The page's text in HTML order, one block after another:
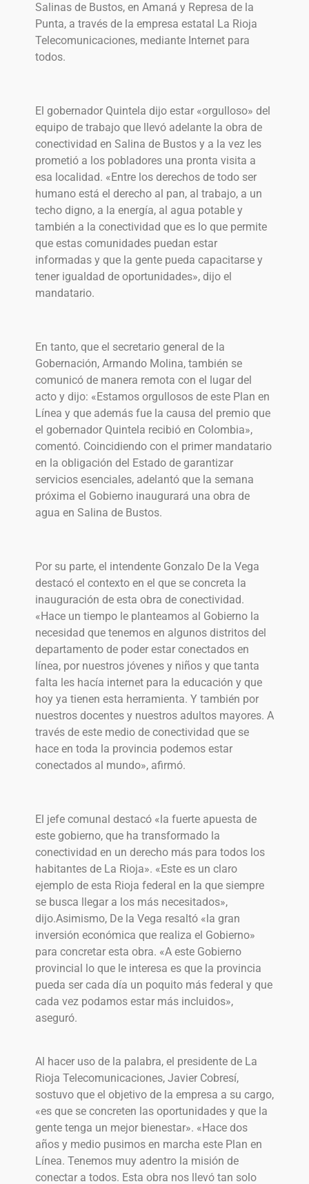
Salinas de Bustos, en Amaná y Represa de la
Punta, a través de la empresa estatal La Rioja
Telecomunicaciones, mediante Internet para
todos.
El gobernador Quintela dijo estar «orgulloso» del
equipo de trabajo que llevó adelante la obra de
conectividad en Salina de Bustos y a la vez les
prometió a los pobladores una pronta visita a
esa localidad. «Entre los derechos de todo ser
humano está el derecho al pan, al trabajo, a un
techo digno, a la energía, al agua potable y
también a la conectividad que es lo que permite
que estas comunidades puedan estar
informadas y que la gente pueda capacitarse y
tener igualdad de oportunidades», dijo el
mandatario.
En tanto, que el secretario general de la
Gobernación, Armando Molina, también se
comunicó de manera remota con el lugar del
acto y dijo: «Estamos orgullosos de este Plan en
Línea y que además fue la causa del premio que
el gobernador Quintela recibió en Colombia»,
comentó. Coincidiendo con el primer mandatario
en la obligación del Estado de garantizar
servicios esenciales, adelantó que la semana
próxima el Gobierno inaugurará una obra de
agua en Salina de Bustos.
Por su parte, el intendente Gonzalo De la Vega
destacó el contexto en el que se concreta la
inauguración de esta obra de conectividad.
«Hace un tiempo le planteamos al Gobierno la
necesidad que tenemos en algunos distritos del
departamento de poder estar conectados en
línea, por nuestros jóvenes y niños y que tanta
falta les hacía internet para la educación y que
hoy ya tienen esta herramienta. Y también por
nuestros docentes y nuestros adultos mayores. A
través de este medio de conectividad que se
hace en toda la provincia podemos estar
conectados al mundo», afirmó.
El jefe comunal destacó «la fuerte apuesta de
este gobierno, que ha transformado la
conectividad en un derecho más para todos los
habitantes de La Rioja». «Este es un claro
ejemplo de esta Rioja federal en la que siempre
se busca llegar a los más necesitados»,
dijo.Asimismo, De la Vega resaltó «la gran
inversión económica que realiza el Gobierno»
para concretar esta obra. «A este Gobierno
provincial lo que le interesa es que la provincia
pueda ser cada día un poquito más federal y que
cada vez podamos estar más incluidos»,
aseguró.
Al hacer uso de la palabra, el presidente de La
Rioja Telecomunicaciones, Javier Cobresí,
sostuvo que el objetivo de la empresa a su cargo,
«es que se concreten las oportunidades y que la
gente tenga un mejor bienestar». «Hace dos
años y medio pusimos en marcha este Plan en
Línea. Tenemos muy adentro la misión de
conectar a todos. Esta obra nos llevó tan solo